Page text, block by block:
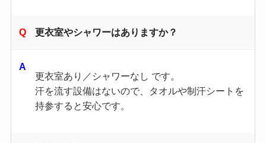
更衣室やシャワーはありますか？
更衣室あり／シャワーなし です。
汗を流す設備はないので、タオルや制汗シートを
持参すると安心です。